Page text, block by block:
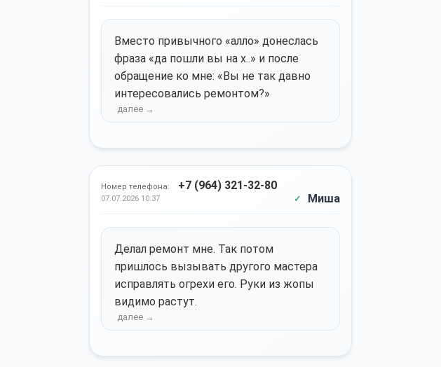
Вместо привычного «алло» донеслась
фраза «да пошли вы на х..» и после
обращение ко мне: «Вы не так давно
интересовались ремонтом?»
Номер телефона: +7 (964) 321-32-80
07.07.2026 10:37 Миша
Делал ремонт мне. Так потом
пришлось вызывать другого мастера
исправлять огрехи его. Руки из жопы
видимо растут.